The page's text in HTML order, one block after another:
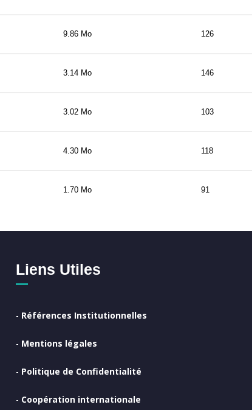
9.86 Mo 126
3.14 Mo 146
3.02 Mo 103
4.30 Mo 118
1.70 Mo 91
Liens Utiles
- Références Institutionnelles
- Mentions légales
- Politique de Confidentialité
- Coopération internationale